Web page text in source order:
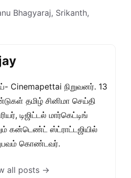
Bhagyaraj, Srikanth,
Cinemapettai நிறுவனர். 13
தமிழ் சினிமா செய்தி
டிஜிட்டல் மார்கெட்டிங்
கன்டெண்ட் ஸ்ட்ராட்டஜியில்
கொண்டவர்.
all posts →